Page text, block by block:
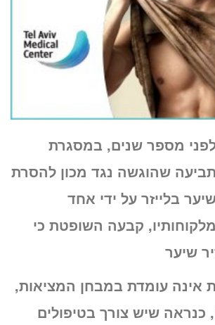
מספר שנים, במסגרת
תביעה שהוגשה נגד מכון להסרת
בלייזר על ידי אחד
מלקוחותיו, קבעה השופטת כי
שיער
אינה עומדת במבחן המציאות,
כנראה שיש צורך בטיפולים